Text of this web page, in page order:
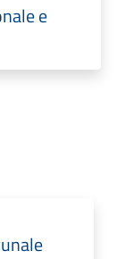
e